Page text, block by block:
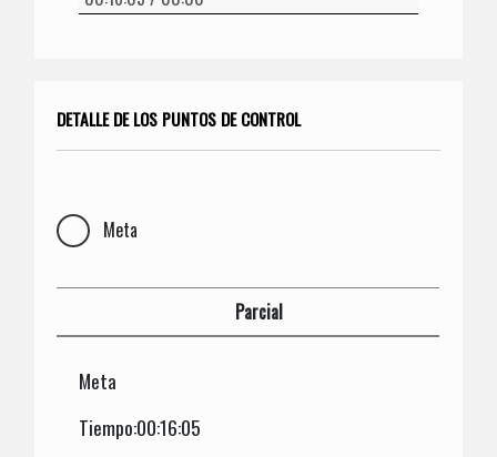
DETALLE DE LOS PUNTOS DE CONTROL
Meta
Parcial
Meta
Tiempo:00:16:05